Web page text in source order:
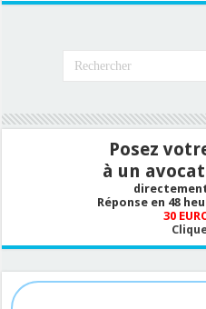
Posez
à un
Réponse en 48
30